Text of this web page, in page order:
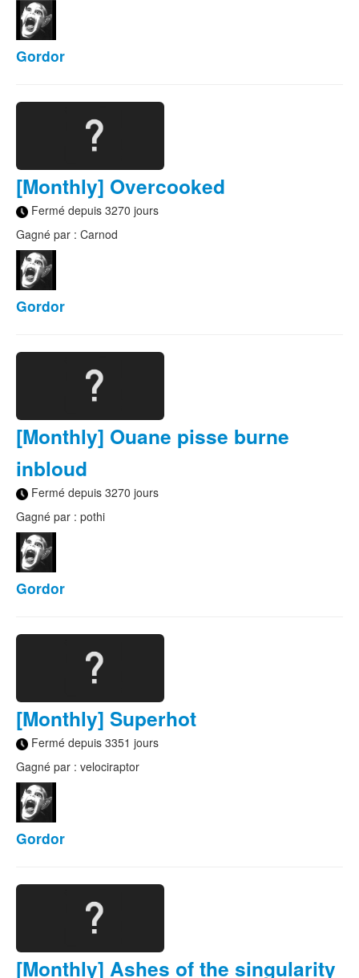
Gordor
[Monthly] Overcooked
Fermé depuis 3270 jours
Gagné par : Carnod
Gordor
[Monthly] Ouane pisse burne
inbloud
Fermé depuis 3270 jours
Gagné par : pothi
Gordor
[Monthly] Superhot
Fermé depuis 3351 jours
Gagné par : velociraptor
Gordor
[Monthly] Ashes of the singularity